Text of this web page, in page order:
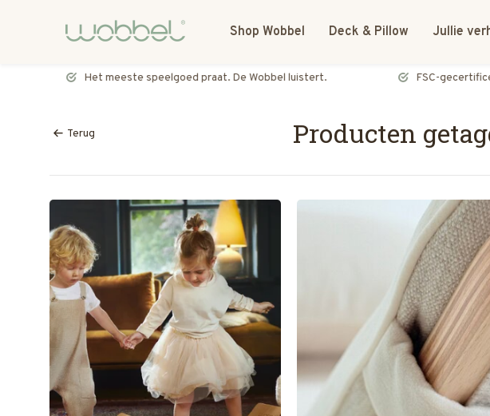
Shop Wobbel Deck & Pillow Jullie
Het meeste speelgoed praat. De Wobbel luistert. FSC-
Terug Producten